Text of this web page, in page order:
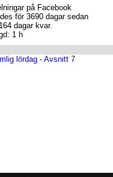
på Facebook
för 3690 dagar sedan
dagar kvar.
1 h